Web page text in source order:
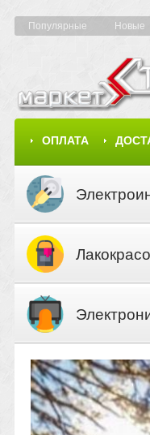
Популярные Новые
ОПЛАТА
КАРТА САЙТА